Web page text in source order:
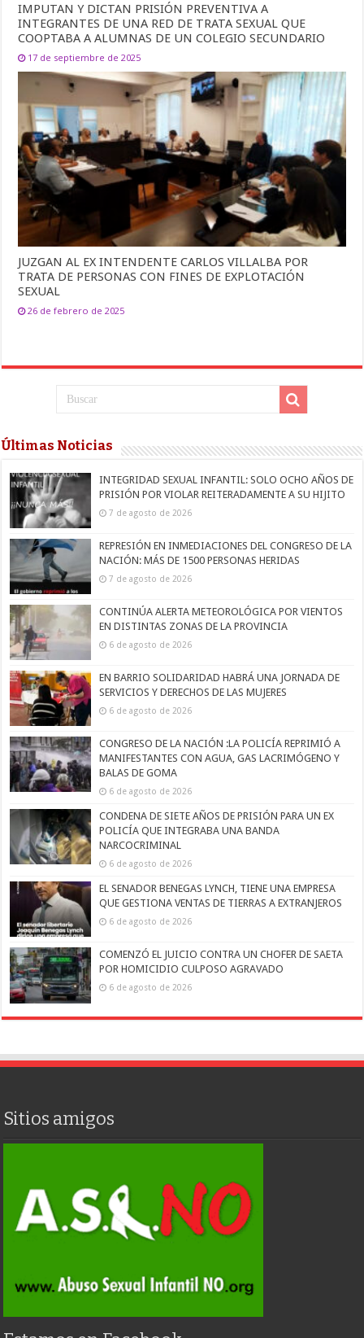
IMPUTAN Y DICTAN PRISIÓN PREVENTIVA A
INTEGRANTES DE UNA RED DE TRATA SEXUAL QUE
COOPTABA A ALUMNAS DE UN COLEGIO SECUNDARIO
17 de septiembre de 2025
JUZGAN AL EX INTENDENTE CARLOS VILLALBA POR
TRATA DE PERSONAS CON FINES DE EXPLOTACIÓN
SEXUAL
26 de febrero de 2025
Últimas Noticias
INTEGRIDAD SEXUAL INFANTIL: SOLO OCHO AÑOS DE
PRISIÓN POR VIOLAR REITERADAMENTE A SU HIJITO
7 de agosto de 2026
REPRESIÓN EN INMEDIACIONES DEL CONGRESO DE LA
NACIÓN: MÁS DE 1500 PERSONAS HERIDAS
7 de agosto de 2026
CONTINÚA ALERTA METEOROLÓGICA POR VIENTOS
EN DISTINTAS ZONAS DE LA PROVINCIA
6 de agosto de 2026
EN BARRIO SOLIDARIDAD HABRÁ UNA JORNADA DE
SERVICIOS Y DERECHOS DE LAS MUJERES
6 de agosto de 2026
CONGRESO DE LA NACIÓN :LA POLICÍA REPRIMIÓ A
MANIFESTANTES CON AGUA, GAS LACRIMÓGENO Y
BALAS DE GOMA
6 de agosto de 2026
CONDENA DE SIETE AÑOS DE PRISIÓN PARA UN EX
POLICÍA QUE INTEGRABA UNA BANDA
NARCOCRIMINAL
6 de agosto de 2026
EL SENADOR BENEGAS LYNCH, TIENE UNA EMPRESA
QUE GESTIONA VENTAS DE TIERRAS A EXTRANJEROS
6 de agosto de 2026
COMENZÓ EL JUICIO CONTRA UN CHOFER DE SAETA
POR HOMICIDIO CULPOSO AGRAVADO
6 de agosto de 2026
Sitios amigos